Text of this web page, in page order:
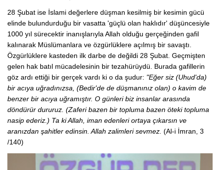
28 Şubat ise İslami değerlere düşman kesilmiş bir kesimin gücü
elinde bulundurduğu bir vasatta 'güçlü olan haklıdır' düşüncesiyle
1000 yıl sürecektir inanışlarıyla Allah olduğu gerçeğinden gafil
kalınarak Müslümanlara ve özgürlüklere açılmış bir savaştı.
Özgürlüklere kasteden ilk darbe de değildi 28 Şubat. Geçmişten
gelen hak batıl mücadelesinin bir tezahürüydü. Burada gafillerin
göz ardı ettiği bir gerçek vardı ki o da şudur: "Eğer siz (Uhud'da)
bir acıya uğradınızsa, (Bedir'de de düşmanınız olan) o kavim de
benzer bir acıya uğramıştır. O günleri biz insanlar arasında
döndürür dururuz. (Zaferi bazen bir topluma bazen öteki topluma
nasip ederiz.) Ta ki Allah, iman edenleri ortaya çıkarsın ve
aranızdan şahitler edinsin. Allah zalimleri sevmez. (Al-i İmran, 3
/140)